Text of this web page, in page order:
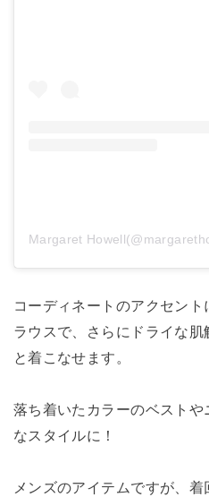
コーディネートのアクセン
ラウスで、さらにドライな
と着こなせます。
落ち着いたカラーのベスト
なスタイルに！
メンズのアイテムですが、